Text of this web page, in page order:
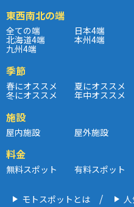
東西南北の端
全ての端 日本4端
北海道4端 本州4端
九州4端
季節
春にオススメ 夏にオススメ
冬にオススメ 年中オススメ
施設
屋内施設 屋外施設
料金
無料スポット 有料スポット
モトスポットとは